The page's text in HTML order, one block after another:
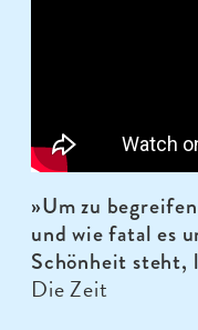
»Um zu
und wie fatal es
Schönheit steht,
Die Zeit